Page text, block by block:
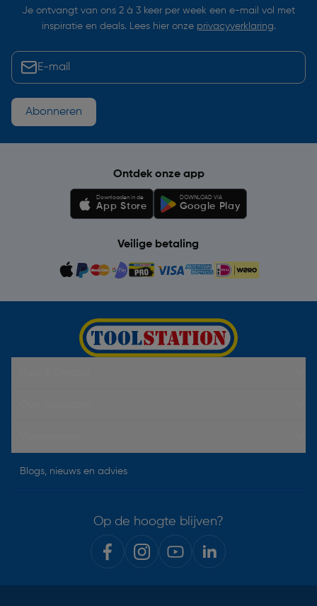
Je ontvangt van ons 2 à 3 keer per week een e-mail vol met
inspiratie en deals. Lees hier onze privacyverklaring.
Abonneren
Ontdek onze app
Downloaden in de
App Store
DOWNLOAD VIA
Google Play
Veilige betaling
Blogs, nieuws en advies
Op de hoogte blijven?